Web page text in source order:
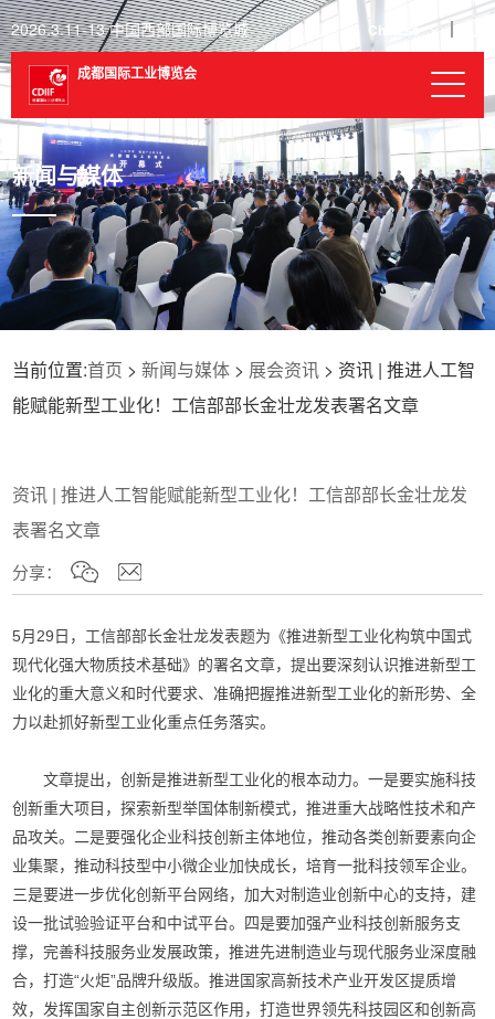
2026.3.11-13 中国西部国际博览城 Chinese
成都国际工业博览会
新闻与媒体
当前位置:首页 >新闻与媒体 > 展会资讯 > 资讯 | 推进人工智
能赋能新型工业化！工信部部长金壮龙发表署名文章
资讯 | 推进人工智能赋能新型工业化！工信部部长金壮龙发
表署名文章
分享：
5月29日，工信部部长金壮龙发表题为《推进新型工业化构筑中国式
现代化强大物质技术基础》的署名文章，提出要深刻认识推进新型工
业化的重大意义和时代要求、准确把握推进新型工业化的新形势、全
力以赴抓好新型工业化重点任务落实。
文章提出，创新是推进新型工业化的根本动力。一是要实施科技
创新重大项目，探索新型举国体制新模式，推进重大战略性技术和产
品攻关。二是要强化企业科技创新主体地位，推动各类创新要素向企
业集聚，推动科技型中小微企业加快成长，培育一批科技领军企业。
三是要进一步优化创新平台网络，加大对制造业创新中心的支持，建
设一批试验验证平台和中试平台。四是要加强产业科技创新服务支
撑，完善科技服务业发展政策，推进先进制造业与现代服务业深度融
合，打造“火炬”品牌升级版。推进国家高新技术产业开发区提质增
效，发挥国家自主创新示范区作用，打造世界领先科技园区和创新高